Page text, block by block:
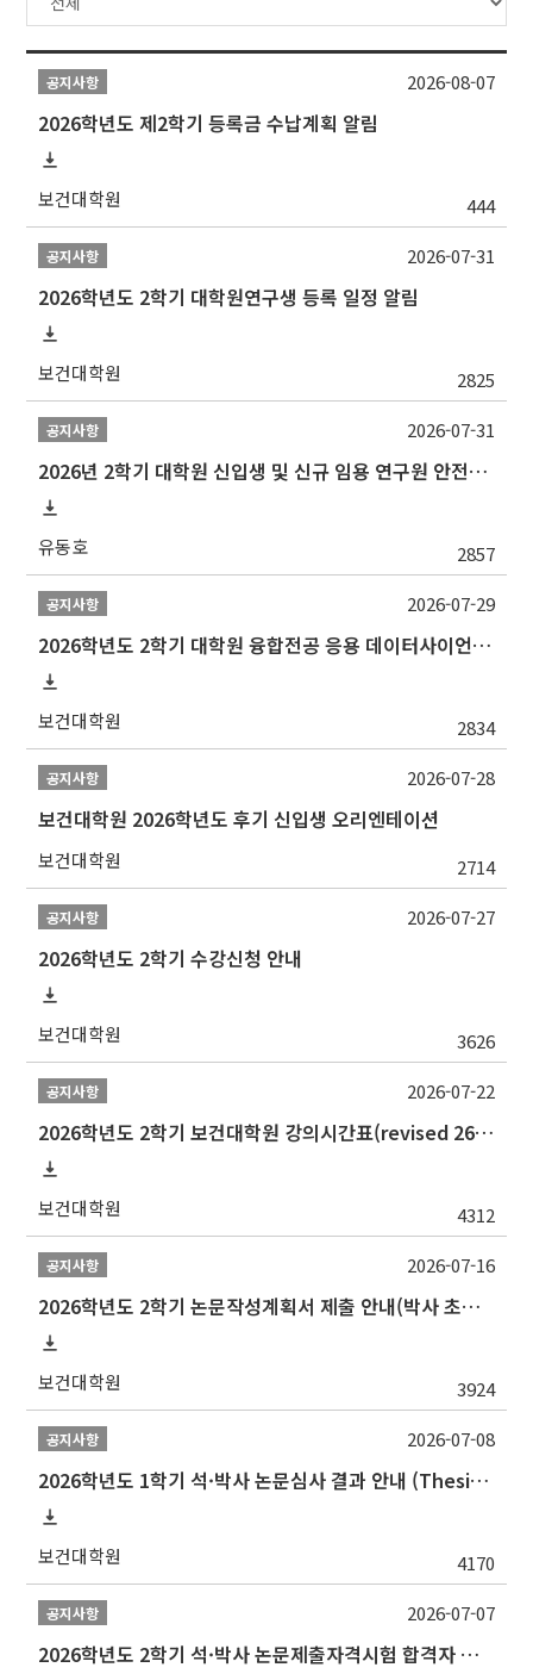
공지사항
2026학년도 제2학기 등록금 수납계획 알림
보건대학원 444
2026-08-07
공지사항
2026학년도 2학기 대학원연구생 등록 일정 알림
보건대학원 2825
2026-07-31
공지사항
2026년 2학기 대학원 신입생 및 신규 임용 연구원 안전환경교육(신규교육) 실시 안내
유동호 2857
2026-07-31
공지사항
2026학년도 2학기 대학원 융합전공 응용 데이터사이언스 선발 계획 알림
보건대학원 2834
2026-07-29
공지사항
보건대학원 2026학년도 후기 신입생 오리엔테이션
보건대학원 2714
2026-07-28
공지사항
2026학년도 2학기 수강신청 안내
보건대학원 3626
2026-07-27
공지사항
2026학년도 2학기 보건대학원 강의시간표(revised 260803)(2026 2nd SEMESTER SNU GSPH TIMETABLE)
보건대학원 4312
2026-07-22
공지사항
2026학년도 2학기 논문작성계획서 제출 안내(박사 초심 일정 포함)_Thesis Proposal
보건대학원 3924
2026-07-16
공지사항
2026학년도 1학기 석·박사 논문심사 결과 안내 (Thesis Defense Result)
보건대학원 4170
2026-07-08
공지사항
2026학년도 2학기 석·박사 논문제출자격시험 합격자 공고(TSQ Exam Result)
2026-07-07